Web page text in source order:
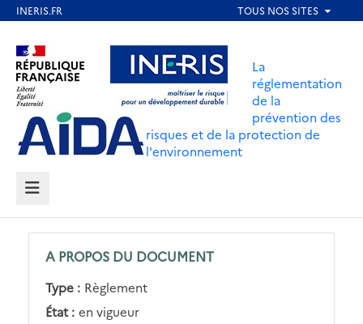
contenu
principal
Aller au contenu Aller au menu
Aller au pied de page
La
réglementation
de la
prévention des
risques et de la protection de
l'environnement
MENU
A PROPOS DU DOCUMENT
Type : Règlement
État : en vigueur